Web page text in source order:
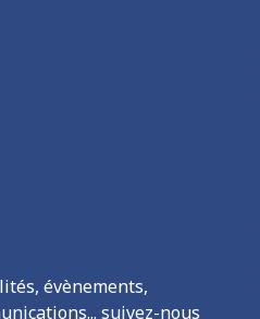
évènements,
suivez-nous